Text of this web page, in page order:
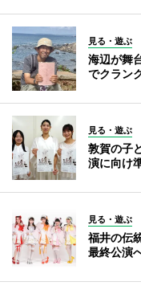
見る・遊ぶ
海辺が舞
でクラン
見る・遊ぶ
敦賀の子
演に向け
見る・遊ぶ
福井の伝
最終公演